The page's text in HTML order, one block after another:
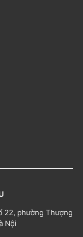
22, phường Thượng
Nội